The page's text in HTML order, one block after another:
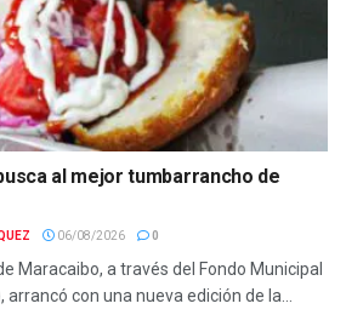
al mejor tumbarrancho de
06/08/2026 0
Maracaibo, a través del Fondo Municipal
con una nueva edición de la...